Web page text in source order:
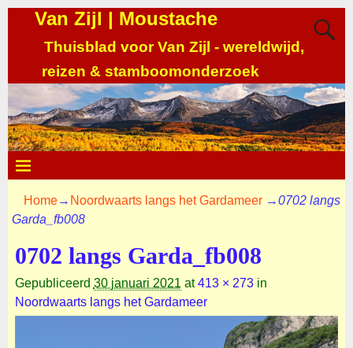
Van Zijl | Moustache
Thuisblad voor Van Zijl - wereldwijd,
reizen & stamboomonderzoek
Home→ Noordwaarts langs het Gardameer →0702 langs
Garda_fb008
0702 langs Garda_fb008
Gepubliceerd 30 januari 2021 at413 × 273in
Noordwaarts langs het Gardameer